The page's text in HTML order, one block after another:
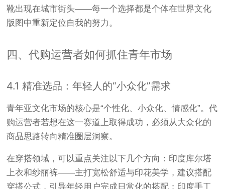
靴出现在城市街头——每一个选择都是个体在世界文化
版图中重新定位自我的努力。
四、代购运营者如何抓住青年市场
4.1 精准选品：年轻人的“小众化”需求
青年亚文化市场的核心是“个性化、小众化、情感化”。代
购运营者若想在这一赛道上取得成功，必须从大众化的
商品思路转向精准圈层洞察。
在穿搭领域，可以重点关注以下几个方向：印度库尔塔
上衣和纱丽裤——主打宽松舒适与印花美学，建议搭配
穿搭公式，引导年轻用户完成日常化的搭配；印度手工